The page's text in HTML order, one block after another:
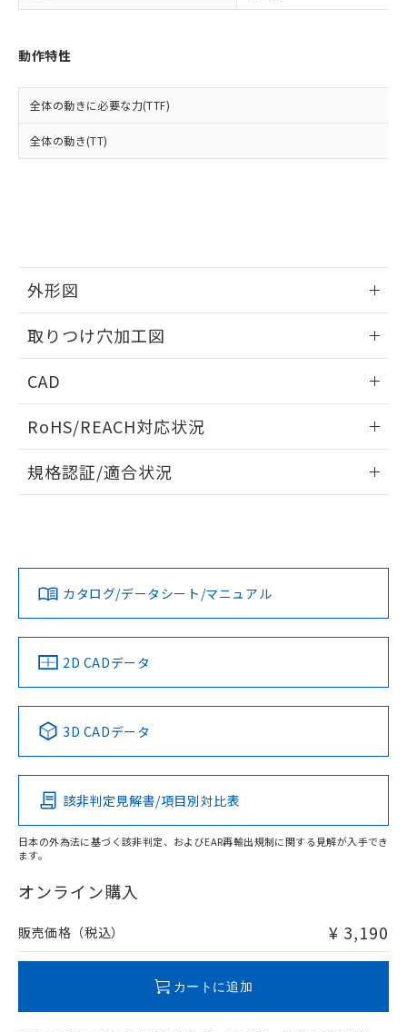
動作特性
全体の動きに必要な力(TTF)
全体の動き(TT)
外形図
取りつけ穴加工図
CAD
ドすることができます。
ログイン/会員登録
ダウンロードデータをご利用いただく前に、以下を必ずお読
みください。
ソフトウェアの使用条件
RoHS/REACH対応状況
EU RoHS 注意事項・凡例
対応済み
中国 RoHS 注意事項・凡例
Pb Hg Cd Cr(VI)
O
在庫等で未対応品が混在する可能性があります。
問い合わせください。
規格認証/適合状況
カタログ/データシート/マニュアル
2D CADデータ
3D CADデータ
該非判定見解書/項目別対比表
日本の外為法に基づく該非判定、およびEAR再輸出規制に関する見解が入手でき
ます。
オンライン購入
販売価格（税込） ¥ 3,190
カートに追加
EU RoHS指令（10物質）の非含有証明書
ものではありません。
また、RoHS指令のフタル酸エステル類４
荷製品に未対応品が混在することから備考